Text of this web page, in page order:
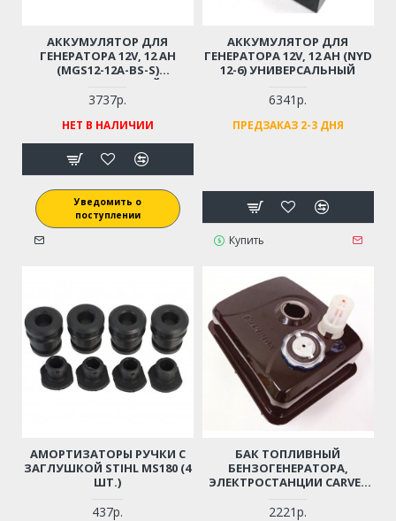
АККУМУЛЯТОР ДЛЯ
ГЕНЕРАТОРА 12V, 12 AH
(MGS12-12A-BS-S)
УНИВЕРСАЛЬНЫЙ
3737р.
НЕТ В НАЛИЧИИ
Уведомить о
поступлении
АККУМУЛЯТОР ДЛЯ
ГЕНЕРАТОРА 12V, 12 AH (NYD
12-6) УНИВЕРСАЛЬНЫЙ
6341р.
ПРЕДЗАКАЗ 2-3 ДНЯ
Купить
АМОРТИЗАТОРЫ РУЧКИ С
ЗАГЛУШКОЙ STIHL MS180 (4
ШТ.)
437р.
БАК ТОПЛИВНЫЙ
БЕНЗОГЕНЕРАТОРА,
ЭЛЕКТРОСТАНЦИИ CARVER
2221р.